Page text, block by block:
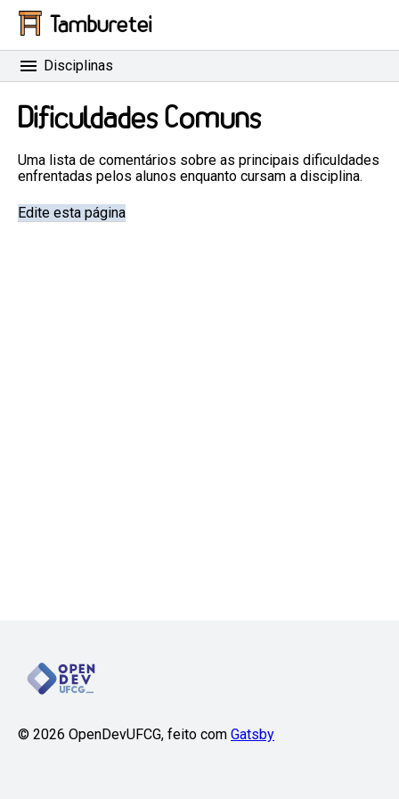
Tamburetei
Disciplinas
Dificuldades Comuns
Uma lista de comentários sobre as principais dificuldades
enfrentadas pelos alunos enquanto cursam a disciplina.
Edite esta página
© 2026 OpenDevUFCG, feito com Gatsby